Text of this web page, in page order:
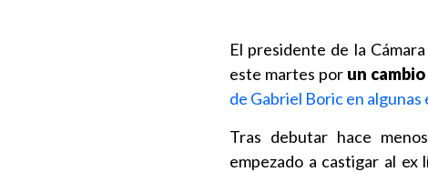
El presidente de la
este martes por un
de Gabriel Boric en algunas
Tras debutar hace
empezado a castigar al